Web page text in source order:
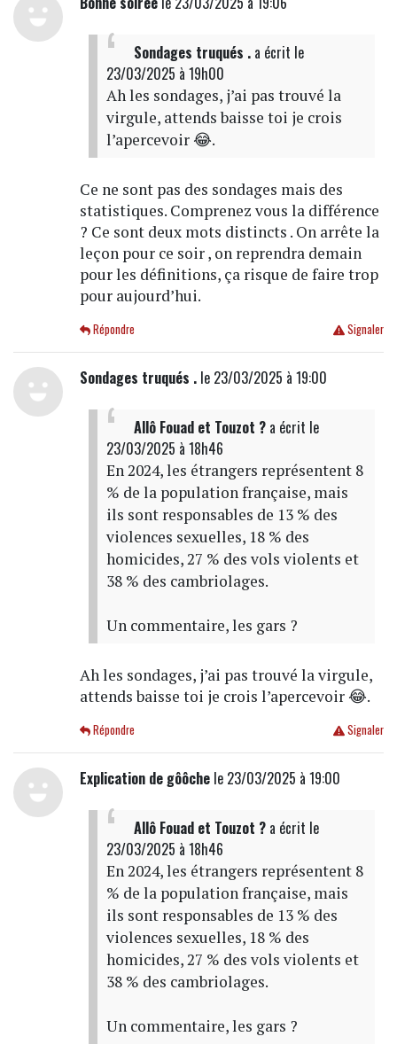
Sondages truqués .a écrit le
23/03/2025 à 19h00
Ah les sondages, j’ai pas trouvé la
virgule, attends baisse toi je crois
l’apercevoir 😂.
Ce ne sont pas des sondages mais des
statistiques. Comprenez vous la différence
? Ce sont deux mots distincts . On arrête la
leçon pour ce soir , on reprendra demain
pour les définitions, ça risque de faire trop
pour aujourd’hui.
Signaler
Répondre
Sondages truqués .le 23/03/2025 à 19:00
Allô Fouad et Touzot ?a écrit le
23/03/2025 à 18h46
En 2024, les étrangers représentent 8
% de la population française, mais
ils sont responsables de 13 % des
violences sexuelles, 18 % des
homicides, 27 % des vols violents et
38 % des cambriolages.
Un commentaire, les gars ?
Ah les sondages, j’ai pas trouvé la virgule,
attends baisse toi je crois l’apercevoir 😂.
Signaler
Répondre
Explication de gôôchele 23/03/2025 à 19:00
Allô Fouad et Touzot ?a écrit le
23/03/2025 à 18h46
En 2024, les étrangers représentent 8
% de la population française, mais
ils sont responsables de 13 % des
violences sexuelles, 18 % des
homicides, 27 % des vols violents et
38 % des cambriolages.
Un commentaire, les gars ?